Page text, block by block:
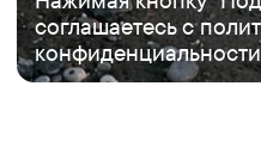
соглашаетесь с
конфиденциальности